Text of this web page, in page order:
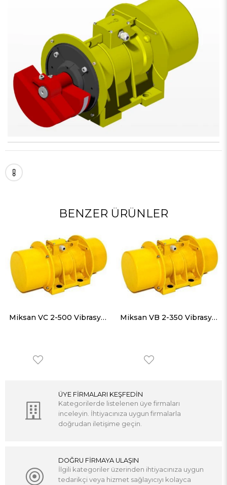
BENZER ÜRÜNLER
Miksan VC 2-500 Vibrasyon Motorları Trifaze (380V) 3000 Devir 500 Kg, 4905 N Miksan VB 2-350 Vibrasyon Motorları Trifaze (380V) 3000 Devir 340 Kg, 3335 N
ÜYE FİRMALARI KEŞFEDİN
Kategorilerde listelenen üye firmaları
inceleyin. İhtiyacınıza uygun firmalarla
doğrudan iletişime geçin.
DOĞRU FİRMAYA ULAŞIN
İlgili kategoriler üzerinden ihtiyacınıza uygun
tedarikçi veya hizmet sağlayıcıyı kolayca